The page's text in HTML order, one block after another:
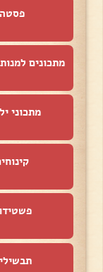
פסטה
מתכונים
מתכוני